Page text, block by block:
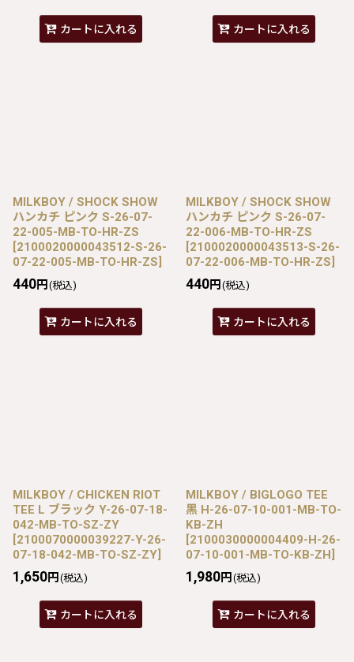
カートに入れる カートに入れる
MILKBOY / SHOCK SHOW
ハンカチ ピンク S-26-07-
22-005-MB-TO-HR-ZS
[2100020000043512-S-26-
07-22-005-MB-TO-HR-ZS]
440円 (税込)
カートに入れる
MILKBOY / SHOCK SHOW
ハンカチ ピンク S-26-07-
22-006-MB-TO-HR-ZS
[2100020000043513-S-26-
07-22-006-MB-TO-HR-ZS]
440円 (税込)
カートに入れる
MILKBOY / CHICKEN RIOT
TEE L ブラック Y-26-07-18-
042-MB-TO-SZ-ZY
[2100070000039227-Y-26-
07-18-042-MB-TO-SZ-ZY]
1,650円 (税込)
カートに入れる
MILKBOY / BIGLOGO TEE
黒 H-26-07-10-001-MB-TO-
KB-ZH
[2100030000004409-H-26-
07-10-001-MB-TO-KB-ZH]
1,980円 (税込)
カートに入れる